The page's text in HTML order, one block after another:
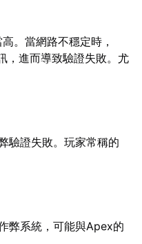
。當網路不穩定時，
，進而導致驗證失敗。尤
驗證失敗。玩家常稱的
弊系統，可能與Apex的